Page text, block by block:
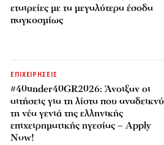
εταιρείες με τα μεγαλύτερα έσοδα
παγκοσμίως
ΕΠΙΧΕΙΡΗΣΕΙΣ
#40under40GR2026: Άνοιξαν οι
αιτήσεις για τη λίστα που
τη νέα γενιά της ελληνικής
επιχειρηματικής ηγεσίας – Apply
Now!